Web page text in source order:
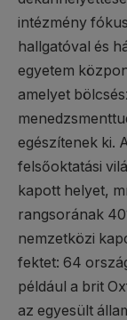
intézmény
hallgatóval és
egyetem
amelyet
egészítenek ki.
felsőoktatási
kapott helyet,
rangsorának
nemzetközi
fektet: 64
például a brit
az egyesült